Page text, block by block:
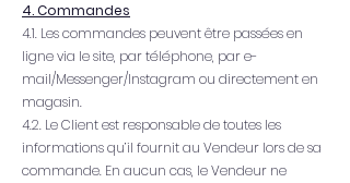
4. Commandes
4.1. Les commandes peuvent être passées en
ligne via le site, par téléphone, par e-
mail/Messenger/Instagram ou directement en
magasin.
4.2. Le Client est responsable de toutes les
informations qu’il fournit au Vendeur lors de sa
commande. En aucun cas, le Vendeur ne